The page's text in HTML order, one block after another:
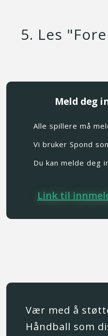
5. Les
Meld deg
Alle spillere må
Vi bruker Spond
Du kan melde deg
Link til
Vær med å
Håndball som